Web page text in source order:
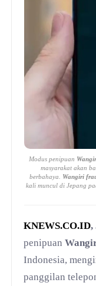
Modus penipuan
masyarakat akan
berbahaya.
Wangiri
kali muncul di Jepang
KNEWS.CO.ID,
penipuan
Indonesia,
panggilan